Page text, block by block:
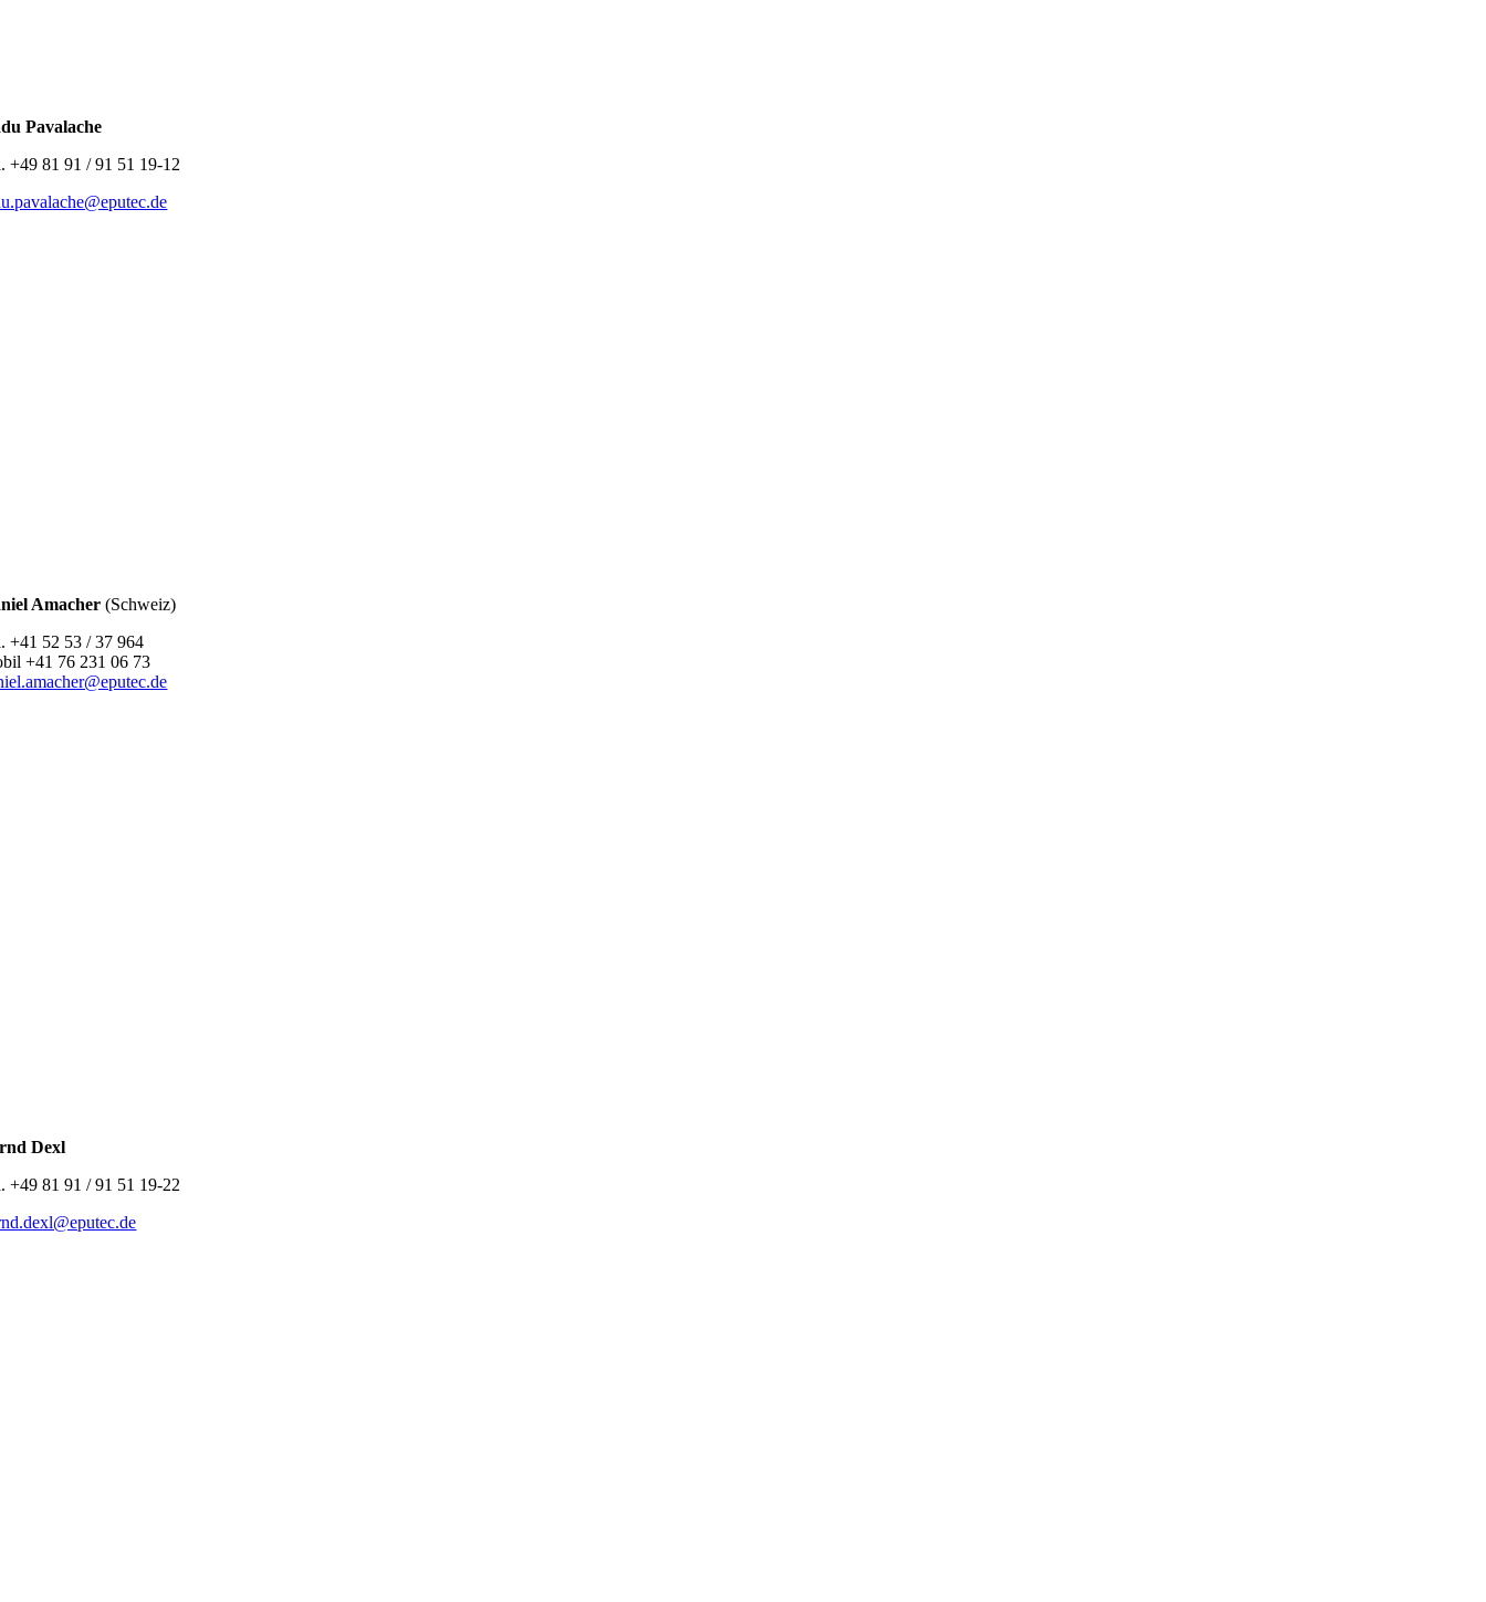
Pavalache
+49 81 91 / 91 51 19-12
Amacher (Schweiz)
+41 52 53 / 37 964
+41 76 231 06 73
Dexl
+49 81 91 / 91 51 19-22